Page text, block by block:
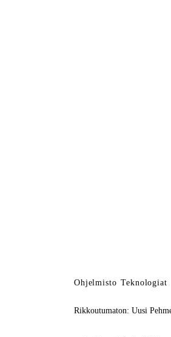
Ohjelmisto Teknologiat
Rikkoutumaton: Uusi